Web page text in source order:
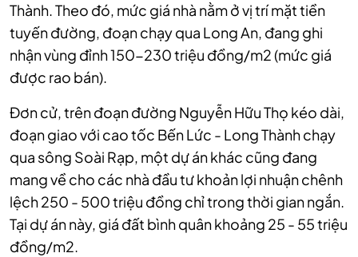
Thành. Theo đó, mức giá nhà nằm ở vị trí mặt tiền
tuyến đường, đoạn chạy qua Long An, đang ghi
nhận vùng đỉnh 150-230 triệu đồng/m2 (mức giá
được rao bán).
Đơn cử, trên đoạn đường Nguyễn Hữu Thọ kéo dài,
đoạn giao với cao tốc Bến Lức - Long Thành chạy
qua sông Soài Rạp, một dự án khác cũng đang
mang về cho các nhà đầu tư khoản lợi nhuận chênh
lệch 250 - 500 triệu đồng chỉ trong thời gian ngắn.
Tại dự án này, giá đất bình quân khoảng 25 - 55 triệu
đồng/m2.